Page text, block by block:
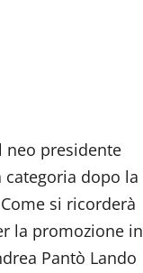
neo presidente
categoria dopo la
si ricorderà
la promozione in
Pantò Lando